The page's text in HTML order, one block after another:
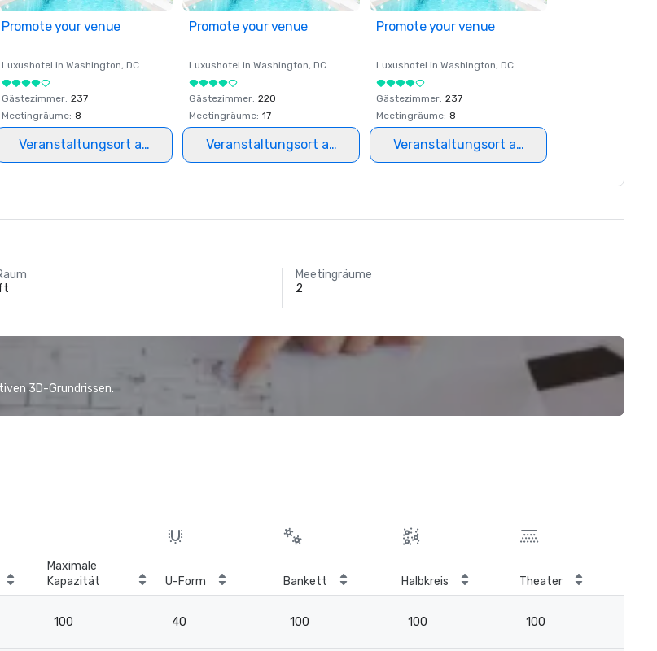
Promote your venue
Luxushotel in Washington, DC
Gästezimmer: 237
Meetingräume: 8
Veranstaltungsort auswählen
Promote your venue
Luxushotel in Washington, DC
Gästezimmer: 220
Meetingräume: 17
Veranstaltungsort auswählen
Promote your venue
Luxushotel in Washington, DC
Gästezimmer: 237
Meetingräume: 8
Veranstaltungsort auswählen
Meetingräume
2
3D-Grundrissen.
Maximale
Kapazität
U-Form Bankett Halbkreis Theater
100 40 100 100 100